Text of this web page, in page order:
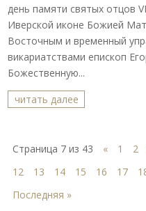
день памяти святых отцов
Иверской иконе Божией
Восточным и временный
викариатствами епископ
Божественную...
читать далее
Страница 7 из 43 « 1 2
12
13 14 15 16 17
Последняя »